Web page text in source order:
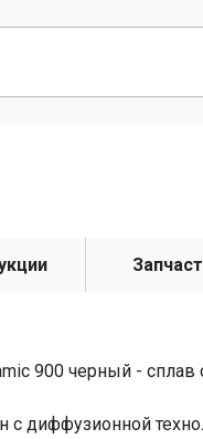
900 черный -
диффузионной